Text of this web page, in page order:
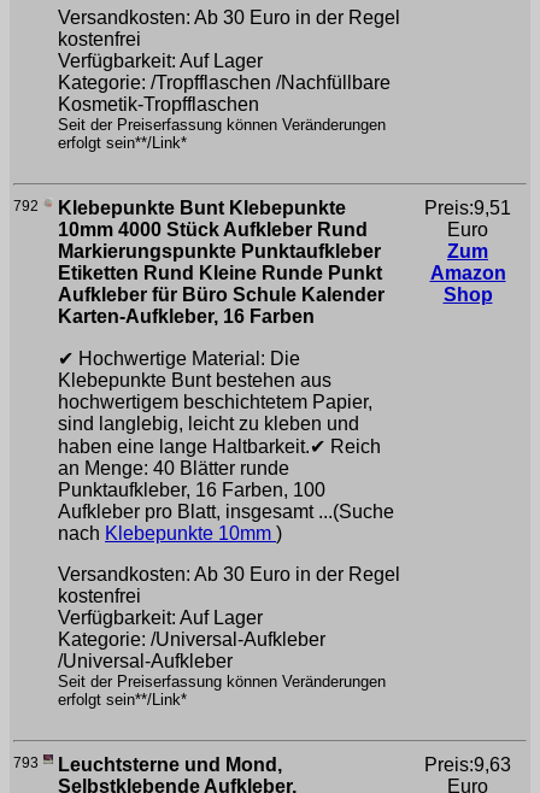
Versandkosten: Ab 30 Euro in der Regel
kostenfrei
Verfügbarkeit: Auf Lager
Kategorie: /Tropfflaschen /Nachfüllbare
Kosmetik-Tropfflaschen
Seit der Preiserfassung können Veränderungen
erfolgt sein**/Link*
792
Klebepunkte Bunt Klebepunkte
10mm 4000 Stück Aufkleber Rund
Markierungspunkte Punktaufkleber
Etiketten Rund Kleine Runde Punkt
Aufkleber für Büro Schule Kalender
Karten-Aufkleber, 16 Farben
✔ Hochwertige Material: Die
Klebepunkte Bunt bestehen aus
hochwertigem beschichtetem Papier,
sind langlebig, leicht zu kleben und
haben eine lange Haltbarkeit.✔ Reich
an Menge: 40 Blätter runde
Punktaufkleber, 16 Farben, 100
Aufkleber pro Blatt, insgesamt ...(Suche
nach Klebepunkte 10mm )
Versandkosten: Ab 30 Euro in der Regel
kostenfrei
Verfügbarkeit: Auf Lager
Kategorie: /Universal-Aufkleber
/Universal-Aufkleber
Seit der Preiserfassung können Veränderungen
erfolgt sein**/Link*
Preis:9,51
Euro
Zum
Amazon
Shop
793
Leuchtsterne und Mond,
Selbstklebende Aufkleber,
Preis:9,63
Euro